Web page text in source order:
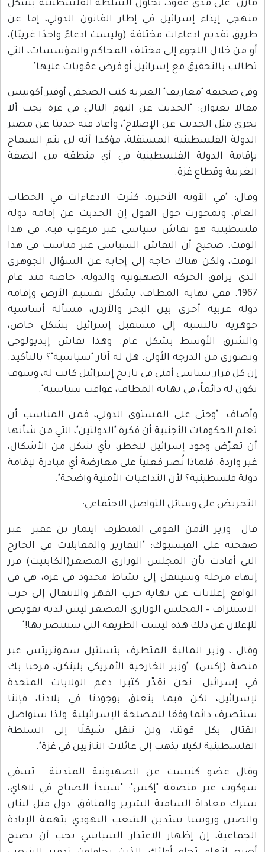
مازن. على مدى عقود، تحاول السلطة الفلسطينية بشكل
منهجي إيذاء إسرائيل في إطار القانون الدولي، إما عن
طريق تقديم ادعاءات مختلفة (وليست ادعاءً واحدًا غريبًا)،
أو من خلال اللجوء إلى مختلف المحاكم والمؤسسات، التي
تطالب بالتحقيق مع إسرائيل أو فرض عقوبات عليها".
وفي صحيفة "معاريف" العبرية كتب الصحفي أوفير أكونيس
مقالا بعنوان: "الحديث عن اليوم التالي في غزة يجب ألا
يجري مثل الحديث عن الإصلاح"، وأعاد فيه حديثا عن مصير
الدولة الفلسطينية المستقلة، مؤكدا أنه لن يتم السماح
بإقامة الدولة الفلسطينية في أي منطقة من الضفة
الغربية وقطاع غزة.
وقال: "في الآونة الأخيرة، كثرت الادعاءات في الخطاب
العام، وتمحورت حول القول إن الحديث عن إقامة دولة
فلسطينية هو نقاش سياسي غير مرغوب فيه، في هذا
الوقت. صحيح أن النقاش السياسي غير مناسب في هذا
الوقت، ولكن هناك حاجة إلى إجابة عن السؤال الجوهري
الذي يرافق الحركة الصهيونية والدولة، خاصة منذ عام
1967. ففي نهاية المطاف، يشكل تقسيم الأرض وإقامة
دولة عربية أخرى بين البحر والأردن، مسألة أساسية
جوهرية بالنسبة إلى مستقبل إسرائيل بشكل خاص،
والشرق الأوسط بشكل عام. وهذا نقاش إيديولوجي
وتصوري من الدرجة الأولى. هل له آثار "سياسية"؟ بالتأكيد.
إن كل قرار سياسي أمني في تاريخ إسرائيل كانت له، وسوف
تكون له دائماً، في نهاية المطاف، عواقب سياسية".
وأضاف: "وحتى على المستوى الدولي، فمن المناسب أن
تعلم الحكومات الأجنبية أن فكرة "الدولتين"، التي من شأنها
أن تعرّض وجود إسرائيل للخطر، بأي شكل من الأشكال،
غير واردة. فلماذا نُصر فعلياً على معارضة أي مبادرة لإقامة
دولة فلسطينية؟ لأن التداعيات الأمنية واضحة".
التحريض على وسائل التواصل الاجتماعي:
قال وزير الأمن القومي المتطرف ايتمار بن غفير عبر
صفحته على الفيسبوك: "التقارير والمقابلات في الخارج
التي أفادت بأن المجلس الوزاري المصغر(الكابنيت) قرر
إنهاء مرحلة وسينتقل إلى نشاط محدود في غزة، هي في
الواقع إعلانات عن نهاية حرب القهر والانتقال إلى حرب
الاستنزاف – المجلس الوزاري المصغر ليس لديه تفويض
للإعلان عن ذلك هذه ليست الطريقة التي سننتصر بها!"
وقال ، وزير المالية المتطرف بتسلئيل سموتريتس عبر
منصة (إكس): "وزير الخارجية الأمريكي بلينكن، مرحبا بك
في إسرائيل. نحن نقدّر كثيرا دعم الولايات المتحدة
لإسرائيل، لكن فيما يتعلق بوجودنا في بلادنا، فإننا
سنتصرف دائما وفقا للمصلحة الإسرائيلية. ولذا سنواصل
القتال بكل قوتنا، ولن ننقل شيقلًا إلى السلطة
الفلسطينية لكيلا يذهب إلى عائلات النازيين في غزة".
وقال عضو كنيست عن الصهيونية المتدينة تسفي
سوكوت عبر منصفة "إكس": "سيبدأ الصباح في لاهاي،
سيرك معاداة السامية الشرير والمنافق. دول مثل لبنان
والصين وروسيا ستدين الشعب اليهودي بتهمة الإبادة
الجماعية، إن إظهار الاعتذار السياسي يجب أن يصبح